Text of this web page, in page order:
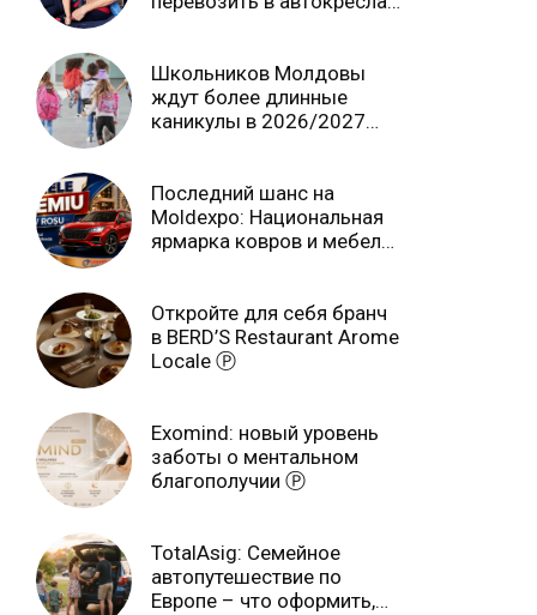
Школьников Молдовы
ждут более длинные
каникулы в 2026/2027
Последний шанс на
Moldexpo: Национальная
ярмарка ковров и мебели
Откройте для себя бранч
в BERD’S Restaurant Arome
Locale Ⓟ
Exomind: новый уровень
заботы о ментальном
благополучии Ⓟ
TotalAsig: Семейное
автопутешествие по
Европе – что оформить,